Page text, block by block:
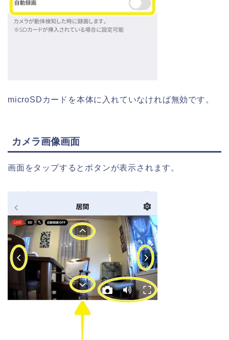
microSDカードを本体に入れていなければ無効です。
カメラ画像画面
画面をタップするとボタンが表示されます。